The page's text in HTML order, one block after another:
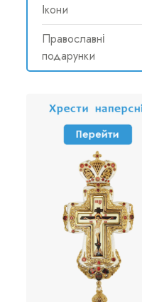
Ікони
Православні
подарунки